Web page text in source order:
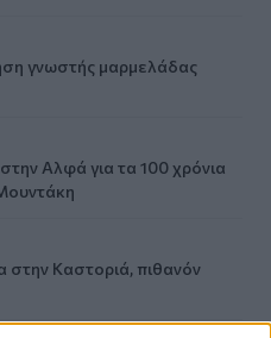
γνωστής μαρμελάδας
Αλφά για τα 100 χρόνια
Καστοριά, πιθανόν